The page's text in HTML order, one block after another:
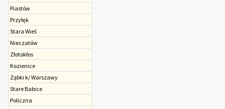
Piastów
Przyłęk
Stara Wieś
Nieczatów
Złotokłos
Kozienice
Ząbki k/ Warszawy
Stare Babice
Policzna